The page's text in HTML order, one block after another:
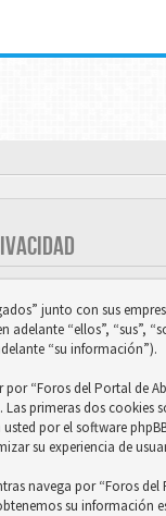
junto con sus
“ellos”, “sus”,
“su información”).
“Foros del Portal de
primeras dos
por el software
su experiencia de
navega por “Foros
su